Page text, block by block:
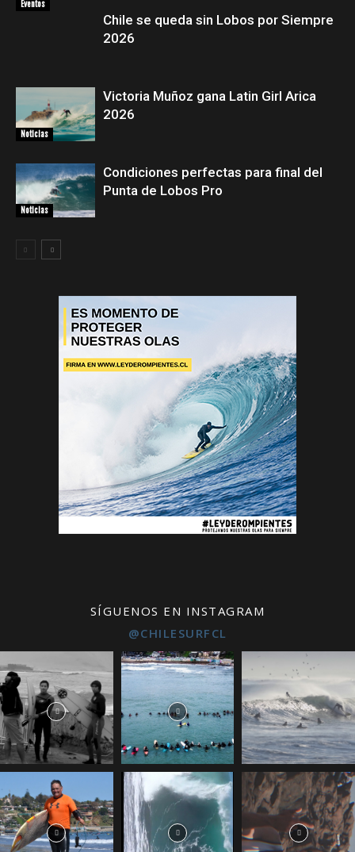
Eventos
Chile se queda sin Lobos por Siempre
2026
Noticias
Victoria Muñoz gana Latin Girl Arica
2026
Noticias
Condiciones perfectas para final del
Punta de Lobos Pro
SÍGUENOS EN INSTAGRAM
@CHILESURFCL